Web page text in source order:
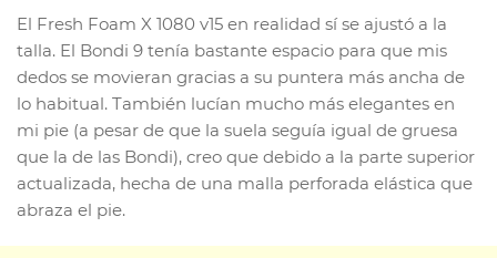
El Fresh Foam X 1080 v15 en realidad sí se ajustó a la
talla. El Bondi 9 tenía bastante espacio para que mis
dedos se movieran gracias a su puntera más ancha de
lo habitual. También lucían mucho más elegantes en
mi pie (a pesar de que la suela seguía igual de gruesa
que la de las Bondi), creo que debido a la parte superior
actualizada, hecha de una malla perforada elástica que
abraza el pie.